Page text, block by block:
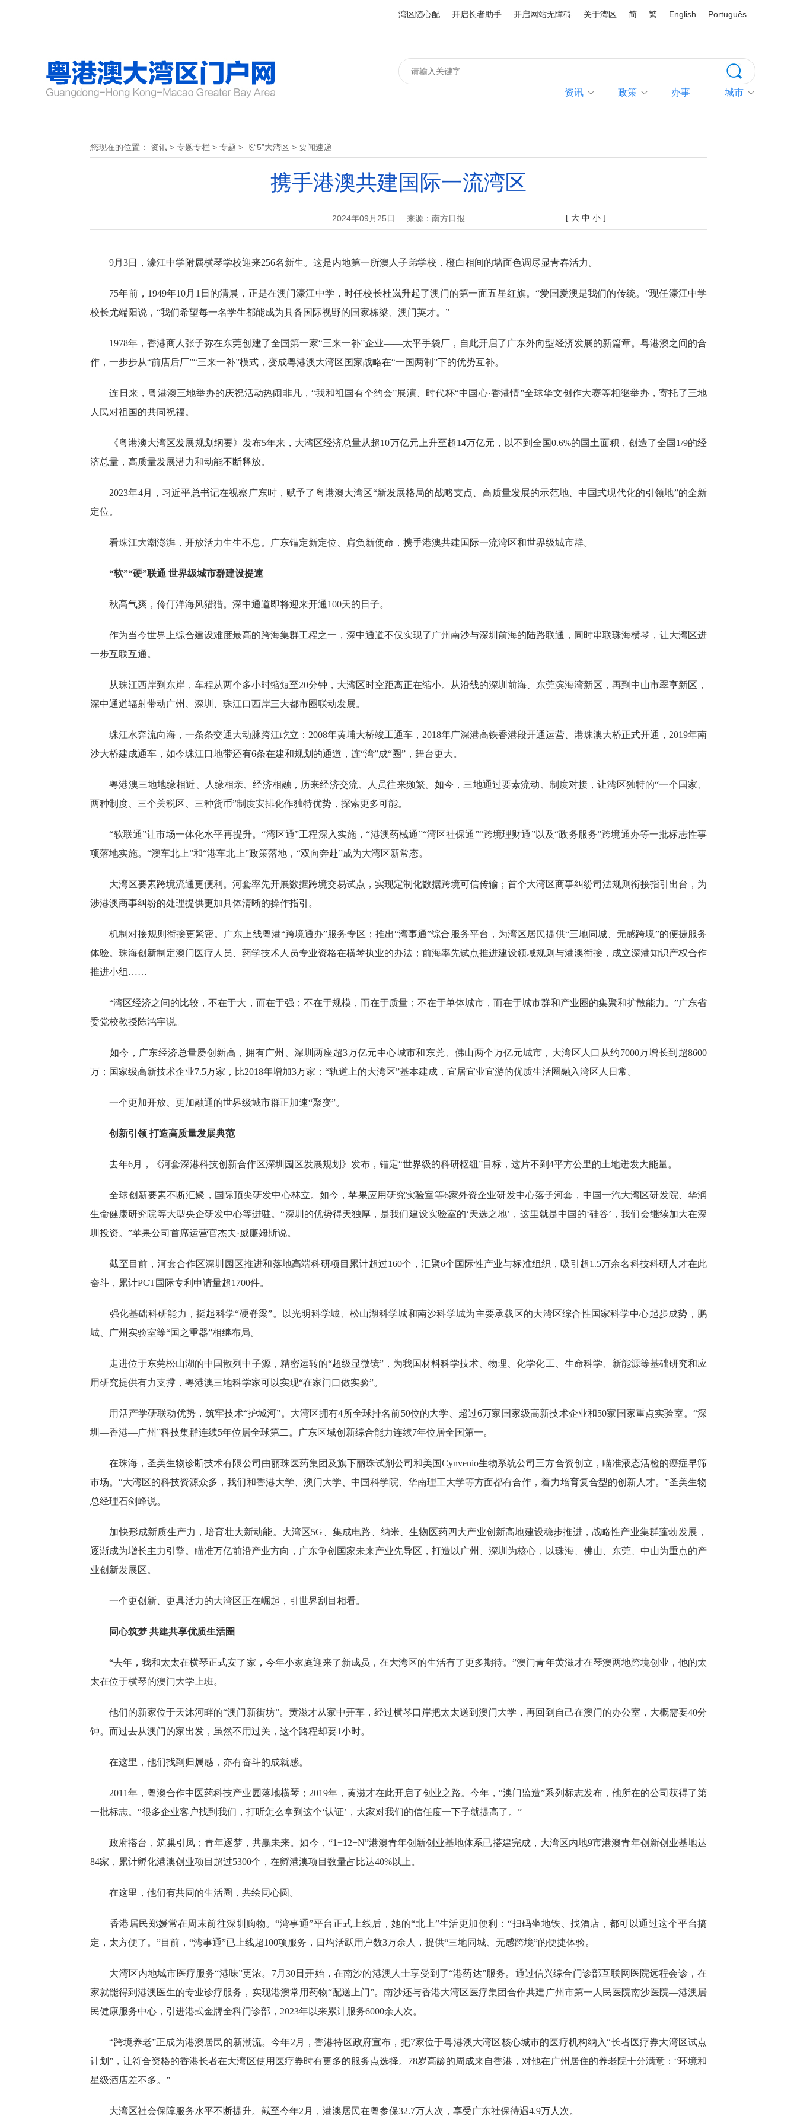
湾区随心配 开启长者助手 开启网站无障碍 关于湾区 简 繁 English Português
资讯 政策 办事 城市
您现在的位置： 资讯 > 专题专栏 > 专题 > 飞“5”大湾区 > 要闻速递
携手港澳共建国际一流湾区
2024年09月25日 来源：南方日报 [ 大 中 小 ]
9月3日，濠江中学附属横琴学校迎来256名新生。这是内地第一所澳人子弟学校，橙白相间的墙面色调尽显青春活力。
75年前，1949年10月1日的清晨，正是在澳门濠江中学，时任校长杜岚升起了澳门的第一面五星红旗。“爱国爱澳是我们的传统。”现任濠江中学
校长尤端阳说，“我们希望每一名学生都能成为具备国际视野的国家栋梁、澳门英才。”
1978年，香港商人张子弥在东莞创建了全国第一家“三来一补”企业——太平手袋厂，自此开启了广东外向型经济发展的新篇章。粤港澳之间的合
作，一步步从“前店后厂”“三来一补”模式，变成粤港澳大湾区国家战略在“一国两制”下的优势互补。
连日来，粤港澳三地举办的庆祝活动热闹非凡，“我和祖国有个约会”展演、时代杯“中国心·香港情”全球华文创作大赛等相继举办，寄托了三地
人民对祖国的共同祝福。
《粤港澳大湾区发展规划纲要》发布5年来，大湾区经济总量从超10万亿元上升至超14万亿元，以不到全国0.6%的国土面积，创造了全国1/9的经
济总量，高质量发展潜力和动能不断释放。
2023年4月，习近平总书记在视察广东时，赋予了粤港澳大湾区“新发展格局的战略支点、高质量发展的示范地、中国式现代化的引领地”的全新
定位。
看珠江大潮澎湃，开放活力生生不息。广东锚定新定位、肩负新使命，携手港澳共建国际一流湾区和世界级城市群。
“软”“硬”联通 世界级城市群建设提速
秋高气爽，伶仃洋海风猎猎。深中通道即将迎来开通100天的日子。
作为当今世界上综合建设难度最高的跨海集群工程之一，深中通道不仅实现了广州南沙与深圳前海的陆路联通，同时串联珠海横琴，让大湾区进
一步互联互通。
从珠江西岸到东岸，车程从两个多小时缩短至20分钟，大湾区时空距离正在缩小。从沿线的深圳前海、东莞滨海湾新区，再到中山市翠亨新区，
深中通道辐射带动广州、深圳、珠江口西岸三大都市圈联动发展。
珠江水奔流向海，一条条交通大动脉跨江屹立：2008年黄埔大桥竣工通车，2018年广深港高铁香港段开通运营、港珠澳大桥正式开通，2019年南
沙大桥建成通车，如今珠江口地带还有6条在建和规划的通道，连“湾”成“圈”，舞台更大。
粤港澳三地地缘相近、人缘相亲、经济相融，历来经济交流、人员往来频繁。如今，三地通过要素流动、制度对接，让湾区独特的“一个国家、
两种制度、三个关税区、三种货币”制度安排化作独特优势，探索更多可能。
“软联通”让市场一体化水平再提升。“湾区通”工程深入实施，“港澳药械通”“湾区社保通”“跨境理财通”以及“政务服务”跨境通办等一批标志性事
项落地实施。“澳车北上”和“港车北上”政策落地，“双向奔赴”成为大湾区新常态。
大湾区要素跨境流通更便利。河套率先开展数据跨境交易试点，实现定制化数据跨境可信传输；首个大湾区商事纠纷司法规则衔接指引出台，为
涉港澳商事纠纷的处理提供更加具体清晰的操作指引。
机制对接规则衔接更紧密。广东上线粤港“跨境通办”服务专区；推出“湾事通”综合服务平台，为湾区居民提供“三地同城、无感跨境”的便捷服务
体验。珠海创新制定澳门医疗人员、药学技术人员专业资格在横琴执业的办法；前海率先试点推进建设领域规则与港澳衔接，成立深港知识产权合作
推进小组……
“湾区经济之间的比较，不在于大，而在于强；不在于规模，而在于质量；不在于单体城市，而在于城市群和产业圈的集聚和扩散能力。”广东省
委党校教授陈鸿宇说。
如今，广东经济总量屡创新高，拥有广州、深圳两座超3万亿元中心城市和东莞、佛山两个万亿元城市，大湾区人口从约7000万增长到超8600
万；国家级高新技术企业7.5万家，比2018年增加3万家；“轨道上的大湾区”基本建成，宜居宜业宜游的优质生活圈融入湾区人日常。
一个更加开放、更加融通的世界级城市群正加速“聚变”。
创新引领 打造高质量发展典范
去年6月，《河套深港科技创新合作区深圳园区发展规划》发布，锚定“世界级的科研枢纽”目标，这片不到4平方公里的土地迸发大能量。
全球创新要素不断汇聚，国际顶尖研发中心林立。如今，苹果应用研究实验室等6家外资企业研发中心落子河套，中国一汽大湾区研发院、华润
生命健康研究院等大型央企研发中心等进驻。“深圳的优势得天独厚，是我们建设实验室的‘天选之地’，这里就是中国的‘硅谷’，我们会继续加大在深
圳投资。”苹果公司首席运营官杰夫·威廉姆斯说。
截至目前，河套合作区深圳园区推进和落地高端科研项目累计超过160个，汇聚6个国际性产业与标准组织，吸引超1.5万余名科技科研人才在此
奋斗，累计PCT国际专利申请量超1700件。
强化基础科研能力，挺起科学“硬脊梁”。以光明科学城、松山湖科学城和南沙科学城为主要承载区的大湾区综合性国家科学中心起步成势，鹏
城、广州实验室等“国之重器”相继布局。
走进位于东莞松山湖的中国散列中子源，精密运转的“超级显微镜”，为我国材料科学技术、物理、化学化工、生命科学、新能源等基础研究和应
用研究提供有力支撑，粤港澳三地科学家可以实现“在家门口做实验”。
用活产学研联动优势，筑牢技术“护城河”。大湾区拥有4所全球排名前50位的大学、超过6万家国家级高新技术企业和50家国家重点实验室。“深
圳—香港—广州”科技集群连续5年位居全球第二。广东区域创新综合能力连续7年位居全国第一。
在珠海，圣美生物诊断技术有限公司由丽珠医药集团及旗下丽珠试剂公司和美国Cynvenio生物系统公司三方合资创立，瞄准液态活检的癌症早筛
市场。“大湾区的科技资源众多，我们和香港大学、澳门大学、中国科学院、华南理工大学等方面都有合作，着力培育复合型的创新人才。”圣美生物
总经理石剑峰说。
加快形成新质生产力，培育壮大新动能。大湾区5G、集成电路、纳米、生物医药四大产业创新高地建设稳步推进，战略性产业集群蓬勃发展，
逐渐成为增长主力引擎。瞄准万亿前沿产业方向，广东争创国家未来产业先导区，打造以广州、深圳为核心，以珠海、佛山、东莞、中山为重点的产
业创新发展区。
一个更创新、更具活力的大湾区正在崛起，引世界刮目相看。
同心筑梦 共建共享优质生活圈
“去年，我和太太在横琴正式安了家，今年小家庭迎来了新成员，在大湾区的生活有了更多期待。”澳门青年黄滋才在琴澳两地跨境创业，他的太
太在位于横琴的澳门大学上班。
他们的新家位于天沐河畔的“澳门新街坊”。黄滋才从家中开车，经过横琴口岸把太太送到澳门大学，再回到自己在澳门的办公室，大概需要40分
钟。而过去从澳门的家出发，虽然不用过关，这个路程却要1小时。
在这里，他们找到归属感，亦有奋斗的成就感。
2011年，粤澳合作中医药科技产业园落地横琴；2019年，黄滋才在此开启了创业之路。今年，“澳门监造”系列标志发布，他所在的公司获得了第
一批标志。“很多企业客户找到我们，打听怎么拿到这个‘认证’，大家对我们的信任度一下子就提高了。”
政府搭台，筑巢引凤；青年逐梦，共赢未来。如今，“1+12+N”港澳青年创新创业基地体系已搭建完成，大湾区内地9市港澳青年创新创业基地达
84家，累计孵化港澳创业项目超过5300个，在孵港澳项目数量占比达40%以上。
在这里，他们有共同的生活圈，共绘同心圆。
香港居民郑媛常在周末前往深圳购物。“湾事通”平台正式上线后，她的“北上”生活更加便利：“扫码坐地铁、找酒店，都可以通过这个平台搞
定，太方便了。”目前，“湾事通”已上线超100项服务，日均活跃用户数3万余人，提供“三地同城、无感跨境”的便捷体验。
大湾区内地城市医疗服务“港味”更浓。7月30日开始，在南沙的港澳人士享受到了“港药达”服务。通过信兴综合门诊部互联网医院远程会诊，在
家就能得到港澳医生的专业诊疗服务，实现港澳常用药物“配送上门”。南沙还与香港大湾区医疗集团合作共建广州市第一人民医院南沙医院—港澳居
民健康服务中心，引进港式金牌全科门诊部，2023年以来累计服务6000余人次。
“跨境养老”正成为港澳居民的新潮流。今年2月，香港特区政府宣布，把7家位于粤港澳大湾区核心城市的医疗机构纳入“长者医疗券大湾区试点
计划”，让符合资格的香港长者在大湾区使用医疗券时有更多的服务点选择。78岁高龄的周成来自香港，对他在广州居住的养老院十分满意：“环境和
星级酒店差不多。”
大湾区社会保障服务水平不断提升。截至今年2月，港澳居民在粤参保32.7万人次，享受广东社保待遇4.9万人次。